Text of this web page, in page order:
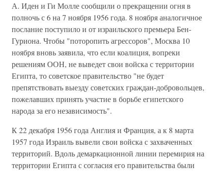
А. Иден и Ги Молле сообщили о прекращении огня в
полночь с 6 на 7 ноября 1956 года. 8 ноября аналогичное
послание поступило и от израильского премьера Бен-
Гуриона. Чтобы "поторопить агрессоров", Москва 10
ноября вновь заявила, что если коалиция, вопреки
решениям ООН, не выведет свои войска с территории
Египта, то советское правительство "не будет
препятствовать выезду советских граждан-добровольцев,
пожелавших принять участие в борьбе египетского
народа за его независимость".
К 22 декабря 1956 года Англия и Франция, а к 8 марта
1957 года Израиль вывели свои войска с захваченных
территорий. Вдоль демаркационной линии перемирия на
территории Египта с согласия его правительства были